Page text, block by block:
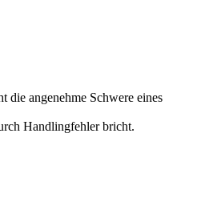
angenehme Schwere eines
Handlingfehler bricht.